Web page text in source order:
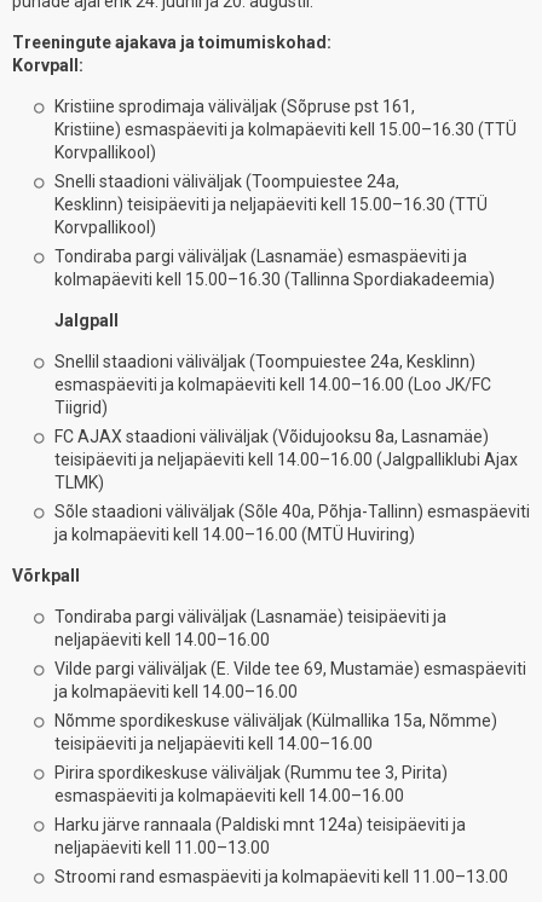
Treeningute ajakava ja toimumiskohad:
Korvpall:
Kristiine sprodimaja väliväljak (Sõpruse pst 161,
Kristiine) esmaspäeviti ja kolmapäeviti kell 15.00–16.30 (TTÜ
Korvpallikool)
Snelli staadioni väliväljak (Toompuiestee 24a,
Kesklinn) teisipäeviti ja neljapäeviti kell 15.00–16.30 (TTÜ
Korvpallikool)
Tondiraba pargi väliväljak (Lasnamäe) esmaspäeviti ja
kolmapäeviti kell 15.00–16.30 (Tallinna Spordiakadeemia)
Jalgpall
SnelliI staadioni väliväljak (Toompuiestee 24a, Kesklinn)
esmaspäeviti ja kolmapäeviti kell 14.00–16.00 (Loo JK/FC
Tiigrid)
FC AJAX staadioni väliväljak (Võidujooksu 8a, Lasnamäe)
teisipäeviti ja neljapäeviti kell 14.00–16.00 (Jalgpalliklubi Ajax
TLMK)
Sõle staadioni väliväljak (Sõle 40a, Põhja-Tallinn) esmaspäeviti
ja kolmapäeviti kell 14.00–16.00 (MTÜ Huviring)
Võrkpall
Tondiraba pargi väliväljak (Lasnamäe) teisipäeviti ja
neljapäeviti kell 14.00–16.00
Vilde pargi väliväljak (E. Vilde tee 69, Mustamäe) esmaspäeviti
ja kolmapäeviti kell 14.00–16.00
Nõmme spordikeskuse väliväljak (Külmallika 15a, Nõmme)
teisipäeviti ja neljapäeviti kell 14.00–16.00
Pirira spordikeskuse väliväljak (Rummu tee 3, Pirita)
esmaspäeviti ja kolmapäeviti kell 14.00–16.00
Harku järve rannaala (Paldiski mnt 124a) teisipäeviti ja
neljapäeviti kell 11.00–13.00
Stroomi rand esmaspäeviti ja kolmapäeviti kell 11.00–13.00